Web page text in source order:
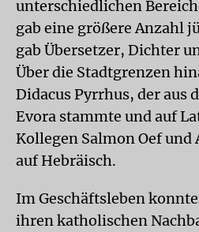
unterschiedlichen
gab eine größere Anzahl
gab Übersetzer, Dichter
Über die Stadtgrenzen
Didacus Pyrrhus, der aus
Evora stammte und auf
Kollegen Salmon Oef und
auf Hebräisch.
Im Geschäftsleben
ihren katholischen